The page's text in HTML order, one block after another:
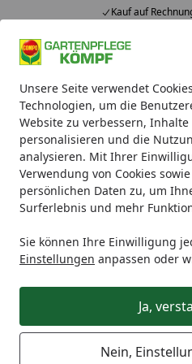
Unsere Seite verwendet
Technologien, um die
Website zu verbessern,
personalisieren und die
analysieren. Mit Ihrer
Verwendung von Cookies
persönlichen Daten zu, um
Surferlebnis und mehr
Sie können Ihre Einwilligung
Einstellungen anpassen oder
Ja,
Nein,
Kauf auf
Alle Produkte
Mein Konto
Suchen
Startseite
COMPO BIO Gartendünger
Gartendünger
Perfekte
BIO Gartendüngern
Pflanzen benötigen neben
Wärme und Wasser auch ein
Nährstoffangebot. Die
bringen genau diese
mehrWiderstandskraft,
ökologischen